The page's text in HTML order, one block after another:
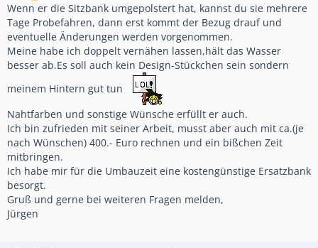
Wenn er die Sitzbank umgepolstert hat, kannst du sie mehrere
Tage Probefahren, dann erst kommt der Bezug drauf und
eventuelle Änderungen werden vorgenommen.
Meine habe ich doppelt vernähen lassen,hält das Wasser
besser ab.Es soll auch kein Design-Stückchen sein sondern
meinem Hintern gut tun
Nahtfarben und sonstige Wünsche erfüllt er auch.
Ich bin zufrieden mit seiner Arbeit, musst aber auch mit ca.(je
nach Wünschen) 400.- Euro rechnen und ein bißchen Zeit
mitbringen.
Ich habe mir für die Umbauzeit eine kostengünstige Ersatzbank
besorgt.
Gruß und gerne bei weiteren Fragen melden,
Jürgen